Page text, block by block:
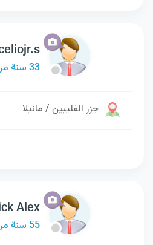
33 سنة من جزر الفليبين
جزر الفليبين / مانيلا
Alex
55 سنة من جزر الفليبين